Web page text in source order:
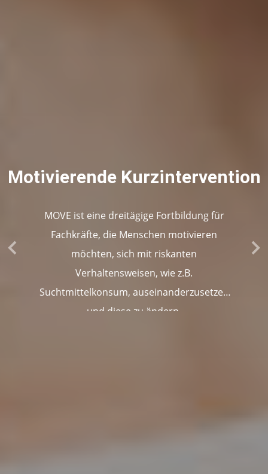
Motivierende Kurzintervention
MOVE ist eine dreitägige Fortbildung für
Fachkräfte, die Menschen motivieren
möchten, sich mit riskanten
Verhaltensweisen, wie z.B.
Suchtmittelkonsum, auseinanderzusetzen
und diese zu ändern.